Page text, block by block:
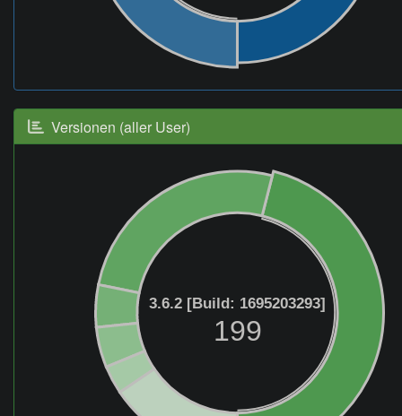
Versionen (aller User)
3.6.2 [Build: 1695203293]
199